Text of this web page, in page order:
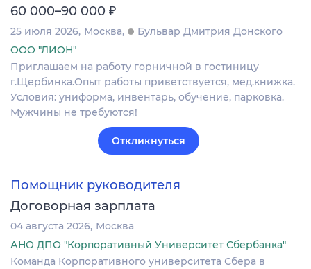
60 000–90 000 ₽
25 июля 2026 Москва
Бульвар Дмитрия Донского
ООО "ЛИОН"
Приглашаем на работу горничной в гостиницу
г.Щербинка.Опыт работы приветствуется, мед.книжка.
Условия: униформа, инвентарь, обучение, парковка.
Мужчины не требуются!
Откликнуться
Помощник руководителя
Договорная зарплата
04 августа 2026 Москва
АНО ДПО "Корпоративный Университет Сбербанка"
Команда Корпоративного университета Сбера в